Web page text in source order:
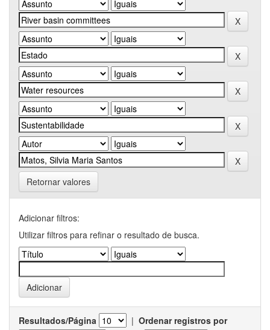
Retornar valores
Adicionar filtros:
Utilizar filtros para refinar o resultado de busca.
Resultados/Página | Ordenar registros por